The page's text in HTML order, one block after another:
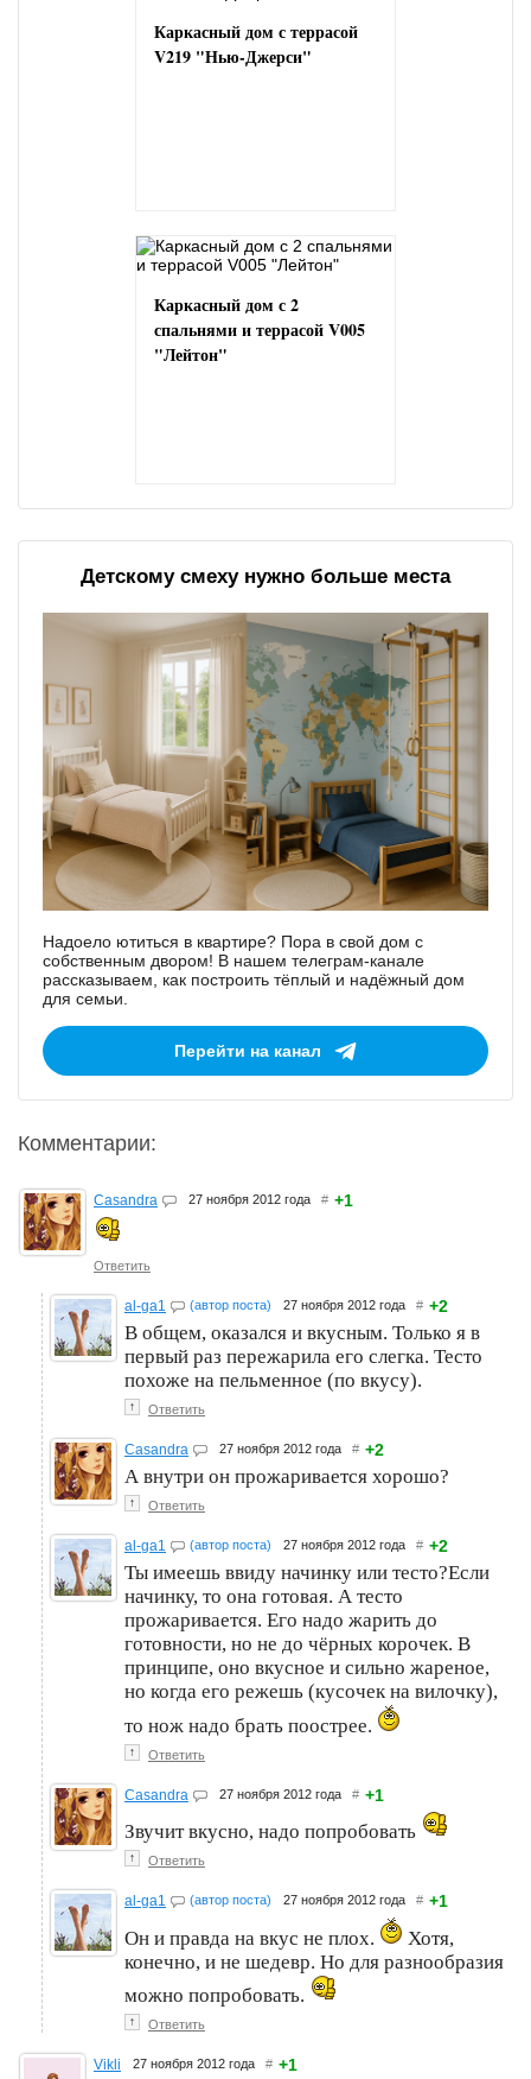
Каркасный дом с террасой
V219 "Нью-Джерси"
Каркасный дом с 2
спальнями и террасой V005
"Лейтон"
Детскому смеху нужно больше места
Надоело ютиться в квартире? Пора в свой дом с
собственным двором! В нашем телеграм-канале
рассказываем, как построить тёплый и надёжный дом
для семьи.
Перейти на канал
Комментарии:
Casandra 27 ноября 2012 года # +1
Ответить
al-ga1 (автор поста) 27 ноября 2012 года # +2
В общем, оказался и вкусным. Только я в
первый раз пережарила его слегка. Тесто
похоже на пельменное (по вкусу).
↑ Ответить
Casandra 27 ноября 2012 года # +2
А внутри он прожаривается хорошо?
↑ Ответить
al-ga1 (автор поста) 27 ноября 2012 года # +2
Ты имеешь ввиду начинку или тесто?Если
начинку, то она готовая. А тесто
прожаривается. Его надо жарить до
готовности, но не до чёрных корочек. В
принципе, оно вкусное и сильно жареное,
но когда его режешь (кусочек на вилочку),
то нож надо брать поострее.
↑ Ответить
Casandra 27 ноября 2012 года # +1
Звучит вкусно, надо попробовать
↑ Ответить
al-ga1 (автор поста) 27 ноября 2012 года # +1
Он и правда на вкус не плох.
Хотя,
конечно, и не шедевр. Но для разнообразия
можно попробовать.
↑ Ответить
Vikli 27 ноября 2012 года # +1